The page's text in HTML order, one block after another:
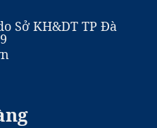
Sở KH&DT TP Đà